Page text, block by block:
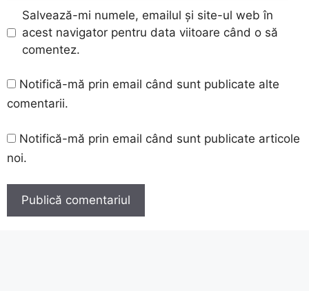
Salvează-mi numele, emailul și site-ul web în
acest navigator pentru data viitoare când o să
comentez.
Notifică-mă prin email când sunt publicate alte
comentarii.
Notifică-mă prin email când sunt publicate articole
noi.